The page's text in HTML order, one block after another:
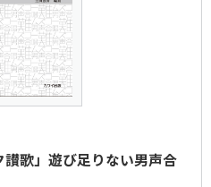
歌」遊び足りない男声合